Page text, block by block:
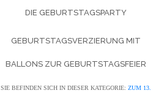
DIE GEBURTSTAGSPARTY
GEBURTSTAGSVERZIERUNG MIT
BALLONS ZUR GEBURTSTAGSFEIER
SIE BEFINDEN SICH IN DIESER KATEGORIE: ZUM 13.